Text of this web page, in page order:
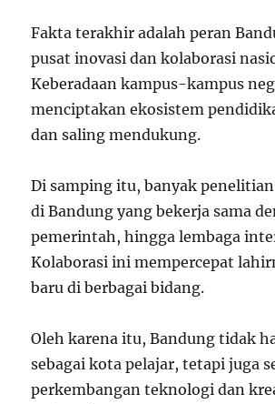
Fakta terakhir adalah peran
pusat inovasi dan kolaborasi
Keberadaan kampus-kampus
menciptakan ekosistem
dan saling mendukung.
Di samping itu, banyak
di Bandung yang bekerja sama
pemerintah, hingga lembaga
Kolaborasi ini mempercepat
baru di berbagai bidang.
Oleh karena itu, Bandung tidak
sebagai kota pelajar, tetapi juga
perkembangan teknologi dan